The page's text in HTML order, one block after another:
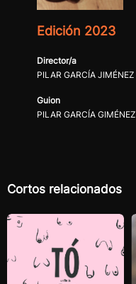
Edición 2023
Director/a
PILAR GARCÍA JIMÉNEZ
Guion
PILAR GARCÍA GIMÉNEZ
Cortos relacionados